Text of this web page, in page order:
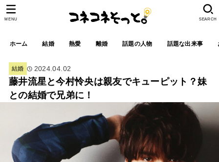
ホーム 結婚 熱愛 離婚 話題の人物 話題な出来事
SEARCH
MENU
結婚 2024.04.02
藤井流星と今村怜央は親友でキューピット？妹
との結婚で兄弟に！